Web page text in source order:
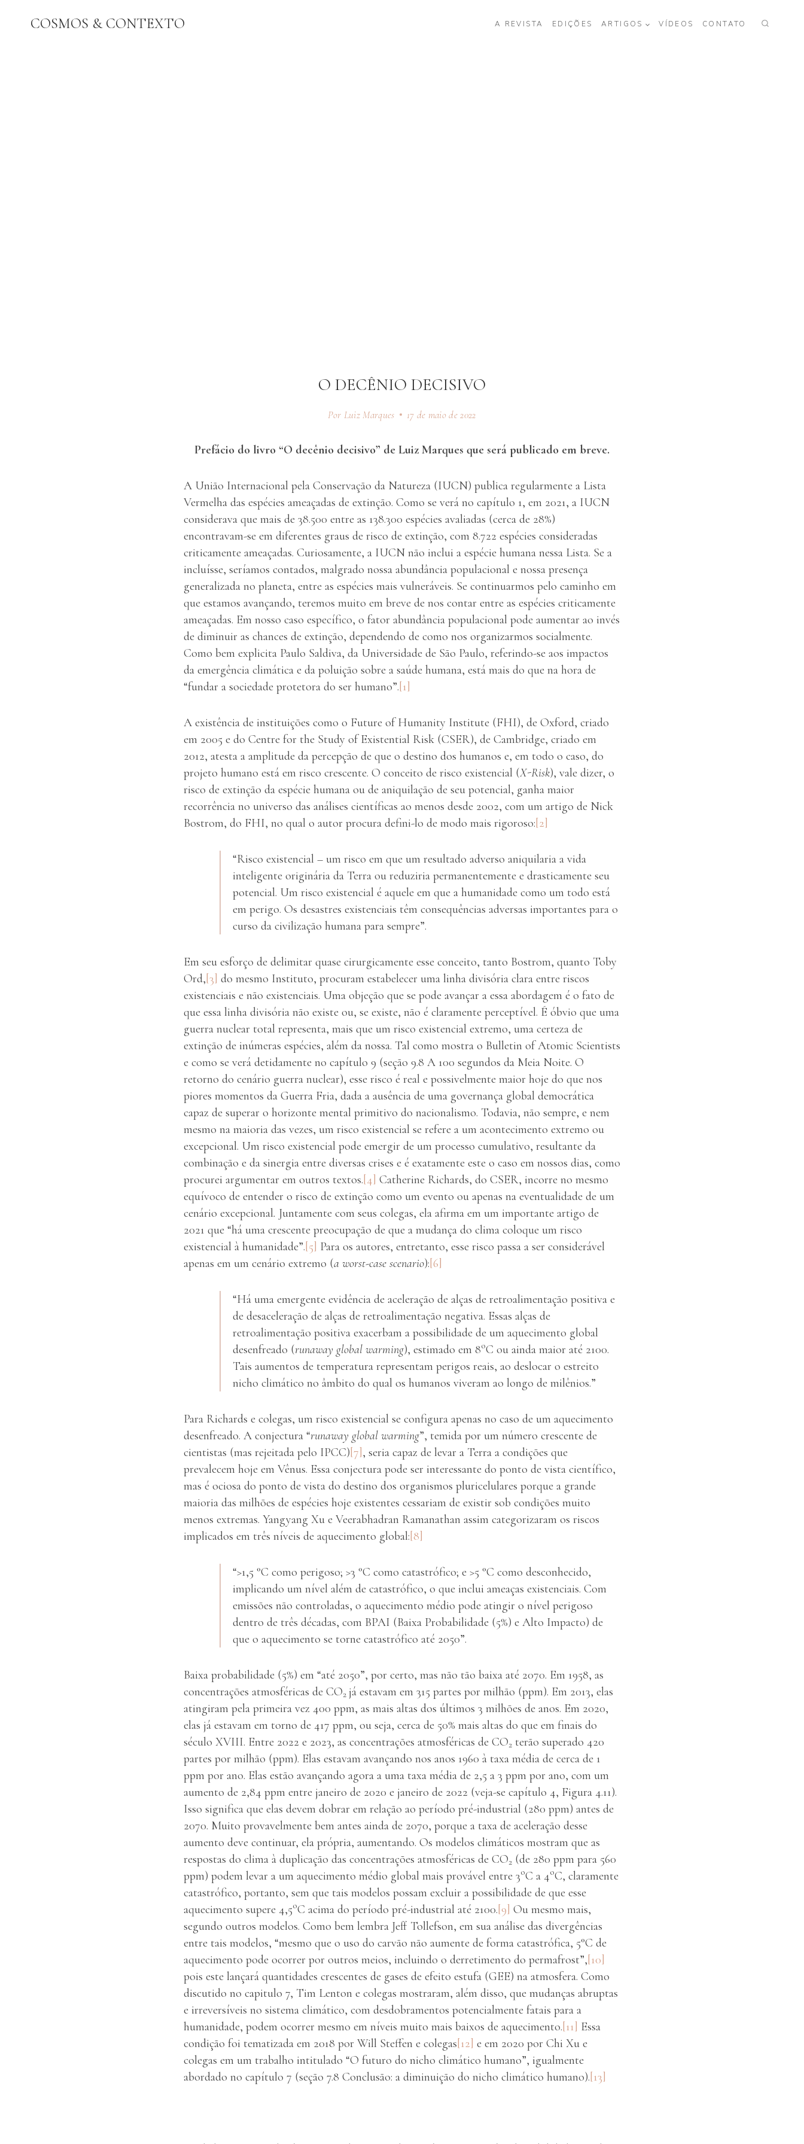
COSMOS & CONTEXTO A REVISTA EDIÇÕES ARTIGOS VÍDEOS CONTATO
O DECÊNIO DECISIVO
Por Luiz Marques 17 de maio de 2022
Prefácio do livro “O decênio decisivo” de Luiz Marques que será publicado em breve.
A União Internacional pela Conservação da Natureza (IUCN) publica regularmente a Lista
Vermelha das espécies ameaçadas de extinção. Como se verá no capítulo 1, em 2021, a IUCN
considerava que mais de 38.500 entre as 138.300 espécies avaliadas (cerca de 28%)
encontravam-se em diferentes graus de risco de extinção, com 8.722 espécies consideradas
criticamente ameaçadas. Curiosamente, a IUCN não inclui a espécie humana nessa Lista. Se a
incluísse, seríamos contados, malgrado nossa abundância populacional e nossa presença
generalizada no planeta, entre as espécies mais vulneráveis. Se continuarmos pelo caminho em
que estamos avançando, teremos muito em breve de nos contar entre as espécies criticamente
ameaçadas. Em nosso caso específico, o fator abundância populacional pode aumentar ao invés
de diminuir as chances de extinção, dependendo de como nos organizarmos socialmente.
Como bem explicita Paulo Saldiva, da Universidade de São Paulo, referindo-se aos impactos
da emergência climática e da poluição sobre a saúde humana, está mais do que na hora de
“fundar a sociedade protetora do ser humano”.[1]
A existência de instituições como o Future of Humanity Institute (FHI), de Oxford, criado
em 2005 e do Centre for the Study of Existential Risk (CSER), de Cambridge, criado em
2012, atesta a amplitude da percepção de que o destino dos humanos e, em todo o caso, do
projeto humano está em risco crescente. O conceito de risco existencial (X-Risk), vale dizer, o
risco de extinção da espécie humana ou de aniquilação de seu potencial, ganha maior
recorrência no universo das análises científicas ao menos desde 2002, com um artigo de Nick
Bostrom, do FHI, no qual o autor procura defini-lo de modo mais rigoroso:[2]
“Risco existencial – um risco em que um resultado adverso aniquilaria a vida
inteligente originária da Terra ou reduziria permanentemente e drasticamente seu
potencial. Um risco existencial é aquele em que a humanidade como um todo está
em perigo. Os desastres existenciais têm consequências adversas importantes para o
curso da civilização humana para sempre”.
Em seu esforço de delimitar quase cirurgicamente esse conceito, tanto Bostrom, quanto Toby
Ord,[3] do mesmo Instituto, procuram estabelecer uma linha divisória clara entre riscos
existenciais e não existenciais. Uma objeção que se pode avançar a essa abordagem é o fato de
que essa linha divisória não existe ou, se existe, não é claramente perceptível. É óbvio que uma
guerra nuclear total representa, mais que um risco existencial extremo, uma certeza de
extinção de inúmeras espécies, além da nossa. Tal como mostra o Bulletin of Atomic Scientists
e como se verá detidamente no capítulo 9 (seção 9.8 A 100 segundos da Meia Noite. O
retorno do cenário guerra nuclear), esse risco é real e possivelmente maior hoje do que nos
piores momentos da Guerra Fria, dada a ausência de uma governança global democrática
capaz de superar o horizonte mental primitivo do nacionalismo. Todavia, não sempre, e nem
mesmo na maioria das vezes, um risco existencial se refere a um acontecimento extremo ou
excepcional. Um risco existencial pode emergir de um processo cumulativo, resultante da
combinação e da sinergia entre diversas crises e é exatamente este o caso em nossos dias, como
procurei argumentar em outros textos.[4] Catherine Richards, do CSER, incorre no mesmo
equívoco de entender o risco de extinção como um evento ou apenas na eventualidade de um
cenário excepcional. Juntamente com seus colegas, ela afirma em um importante artigo de
2021 que “há uma crescente preocupação de que a mudança do clima coloque um risco
existencial à humanidade”.[5] Para os autores, entretanto, esse risco passa a ser considerável
apenas em um cenário extremo (a worst-case scenario):[6]
“Há uma emergente evidência de aceleração de alças de retroalimentação positiva e
de desaceleração de alças de retroalimentação negativa. Essas alças de
retroalimentação positiva exacerbam a possibilidade de um aquecimento global
desenfreado (runaway global warming), estimado em 8oC ou ainda maior até 2100.
Tais aumentos de temperatura representam perigos reais, ao deslocar o estreito
nicho climático no âmbito do qual os humanos viveram ao longo de milênios.”
Para Richards e colegas, um risco existencial se configura apenas no caso de um aquecimento
desenfreado. A conjectura “runaway global warming”, temida por um número crescente de
cientistas (mas rejeitada pelo IPCC)[7], seria capaz de levar a Terra a condições que
prevalecem hoje em Vênus. Essa conjectura pode ser interessante do ponto de vista científico,
mas é ociosa do ponto de vista do destino dos organismos pluricelulares porque a grande
maioria das milhões de espécies hoje existentes cessariam de existir sob condições muito
menos extremas. Yangyang Xu e Veerabhadran Ramanathan assim categorizaram os riscos
implicados em três níveis de aquecimento global:[8]
“>1,5 °C como perigoso; >3 °C como catastrófico; e >5 °C como desconhecido,
implicando um nível além de catastrófico, o que inclui ameaças existenciais. Com
emissões não controladas, o aquecimento médio pode atingir o nível perigoso
dentro de três décadas, com BPAI (Baixa Probabilidade (5%) e Alto Impacto) de
que o aquecimento se torne catastrófico até 2050”.
Baixa probabilidade (5%) em “até 2050”, por certo, mas não tão baixa até 2070. Em 1958, as
concentrações atmosféricas de CO2 já estavam em 315 partes por milhão (ppm). Em 2013, elas
atingiram pela primeira vez 400 ppm, as mais altas dos últimos 3 milhões de anos. Em 2020,
elas já estavam em torno de 417 ppm, ou seja, cerca de 50% mais altas do que em finais do
século XVIII. Entre 2022 e 2023, as concentrações atmosféricas de CO2 terão superado 420
partes por milhão (ppm). Elas estavam avançando nos anos 1960 à taxa média de cerca de 1
ppm por ano. Elas estão avançando agora a uma taxa média de 2,5 a 3 ppm por ano, com um
aumento de 2,84 ppm entre janeiro de 2020 e janeiro de 2022 (veja-se capítulo 4, Figura 4.11).
Isso significa que elas devem dobrar em relação ao período pré-industrial (280 ppm) antes de
2070. Muito provavelmente bem antes ainda de 2070, porque a taxa de aceleração desse
aumento deve continuar, ela própria, aumentando. Os modelos climáticos mostram que as
respostas do clima à duplicação das concentrações atmosféricas de CO2 (de 280 ppm para 560
ppm) podem levar a um aquecimento médio global mais provável entre 3oC a 4oC, claramente
catastrófico, portanto, sem que tais modelos possam excluir a possibilidade de que esse
aquecimento supere 4,5oC acima do período pré-industrial até 2100.[9] Ou mesmo mais,
segundo outros modelos. Como bem lembra Jeff Tollefson, em sua análise das divergências
entre tais modelos, “mesmo que o uso do carvão não aumente de forma catastrófica, 5°C de
aquecimento pode ocorrer por outros meios, incluindo o derretimento do permafrost”,[10]
pois este lançará quantidades crescentes de gases de efeito estufa (GEE) na atmosfera. Como
discutido no capitulo 7, Tim Lenton e colegas mostraram, além disso, que mudanças abruptas
e irreversíveis no sistema climático, com desdobramentos potencialmente fatais para a
humanidade, podem ocorrer mesmo em níveis muito mais baixos de aquecimento.[11] Essa
condição foi tematizada em 2018 por Will Steffen e colegas[12] e em 2020 por Chi Xu e
colegas em um trabalho intitulado “O futuro do nicho climático humano”, igualmente
abordado no capítulo 7 (seção 7.8 Conclusão: a diminuição do nicho climático humano).[13]